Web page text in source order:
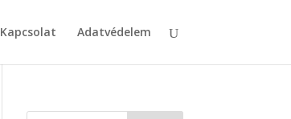
Kapcsolat Adatvédelem